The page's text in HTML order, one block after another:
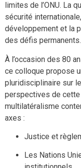
limites de l’ONU. La
sécurité
développement et la
des défis permanents.
À l’occasion des 80
ce colloque propose
pluridisciplinaire sur
perspectives de
multilatéralisme
axes :
Justice et
Les Nations